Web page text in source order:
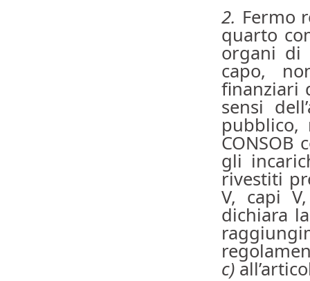
2. Fermo
quarto
organi di
capo,
finanziari
sensi
pubblico,
CONSOB
gli
rivestiti
V, capi
dichiara
c)